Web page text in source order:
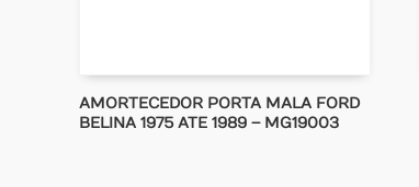
AMORTECEDOR PORTA MALA FORD
BELINA 1975 ATE 1989 – MG19003